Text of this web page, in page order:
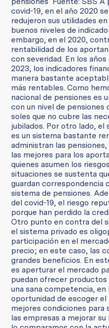
covid-19, en el año 2020
redujeron sus utilidades
buenos niveles de
embargo, en el 2020,
rentabilidad de los
con severidad. En los
2023, los indicadores
manera bastante
más rentables. Como
nacional de pensiones es
con un nivel de pensiones
soles que no cubre las
jubilados. Por otro lado, el
es un sistema bastante
administran las
las mejores para los
quienes asumen los
situaciones se sustenta
guardan correspondencia
sistema de pensiones.
del covid-19, el riesgo
porque han perdido la
Otro punto en contra del
el sistema privado es
participación en el
precio; en este caso, las
grandes beneficios. En
es aperturar el mercado
puedan ofrecer productos
una sana competencia,
oportunidad de escoger
mejores condiciones para
las empresas a mejorar